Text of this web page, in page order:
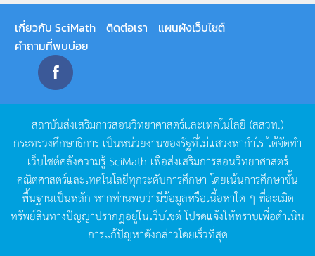
เกี่ยวกับ SciMath ติดต่อเรา
แผนผังเว็บไซต์
คำถามที่พบบ่อย
สถาบันส่งเสริมการสอนวิทยาศาสตร์และเทคโนโลยี (สสวท.)
กระทรวงศึกษาธิการ เป็นหน่วยงานของรัฐที่ไม่แสวงหากำไรได้จัดทำ
เว็บไซต์คลังความรู้SciMath เพื่อส่งเสริมการสอนวิทยาศาสตร์
คณิตศาสตร์และเทคโนโลยีทุกระดับการศึกษา โดยเน้นการศึกษาขั้น
พื้นฐานเป็นหลัก หากท่านพบว่ามีข้อมูลหรือเนื้อหาใด ๆ ที่ละเมิด
ทรัพย์สินทางปัญญาปรากฏอยู่ในเว็บไซต์โปรดแจ้งให้ทราบเพื่อดำเนิน
การแก้ปัญหาดังกล่าวโดยเร็วที่สุด